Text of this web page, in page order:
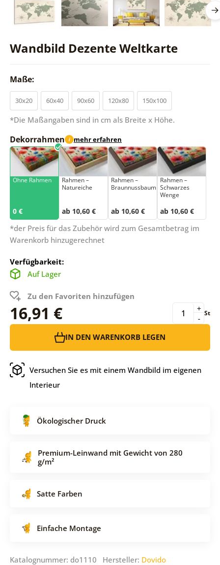
Wandbild Dezente Weltkarte
Maße:
30x20 60x40 90x60 120x80 150x100
*Die Maßangaben sind in cm als Breite x Höhe.
Dekorrahmen i mehr erfahren
Ohne Rahmen
0 €
Rahmen –
Natureiche
ab 10,60 €
Rahmen –
Braunnussbaum
ab 10,60 €
Rahmen –
Schwarzes
Wenge
ab 10,60 €
*der Preis für das Zubehör wird zum Gesamtbetrag im
Warenkorb hinzugerechnet
Verfügbarkeit:
Auf Lager
Zu den Favoriten hinzufügen
16,91 € -
+ St
IN DEN WARENKORB LEGEN
Versuchen Sie es mit einem Wandbild im eigenen
Interieur
Ökologischer Druck
Premium-Leinwand mit Gewicht von 280
g/m²
Satte Farben
Einfache Montage
Katalognummer: do1110 Hersteller: Dovido